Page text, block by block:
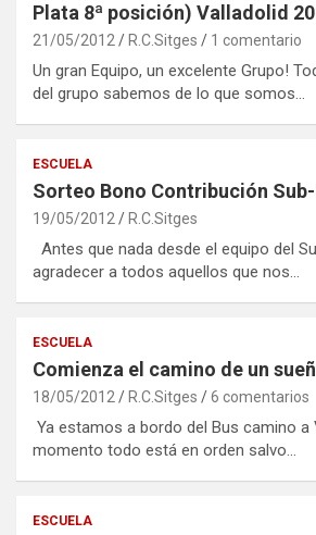
Plata 8ª posición) Valladolid
21/05/2012 R.C.Sitges 1 comentario
Un gran Equipo, un excelente Grupo!
del grupo sabemos de lo que somos…
ESCUELA
Sorteo Bono Contribución
19/05/2012 R.C.Sitges
Antes que nada desde el equipo del
agradecer a todos aquellos que nos…
ESCUELA
Comienza el camino de un
18/05/2012 R.C.Sitges 6 comentarios
Ya estamos a bordo del Bus camino a
momento todo está en orden salvo…
ESCUELA